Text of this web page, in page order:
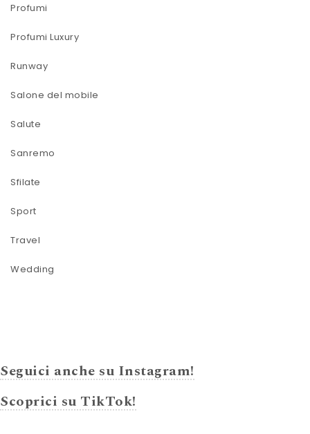
Profumi
Profumi Luxury
Runway
Salone del mobile
Salute
Sanremo
Sfilate
Sport
Travel
Wedding
Seguici anche su Instagram!
Scoprici su TikTok!